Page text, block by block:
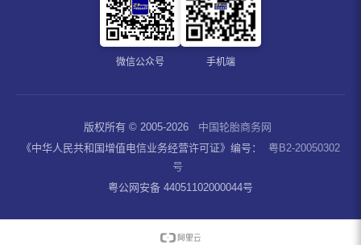
微信公众号 手机端
版权所有 © 2005-2026
中国轮胎商务网
《中华人民共和国增值电信业务经营许可证》编号：
粤B2-20050302
号
粤公网安备 44051102000044号